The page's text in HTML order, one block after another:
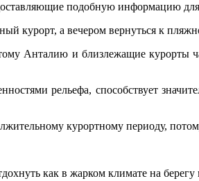
подобную информацию для
курорт, а вечером вернуться к
Анталию и близлежащие курорты
рельефа, способствует
курортному периоду,
как в жарком климате на